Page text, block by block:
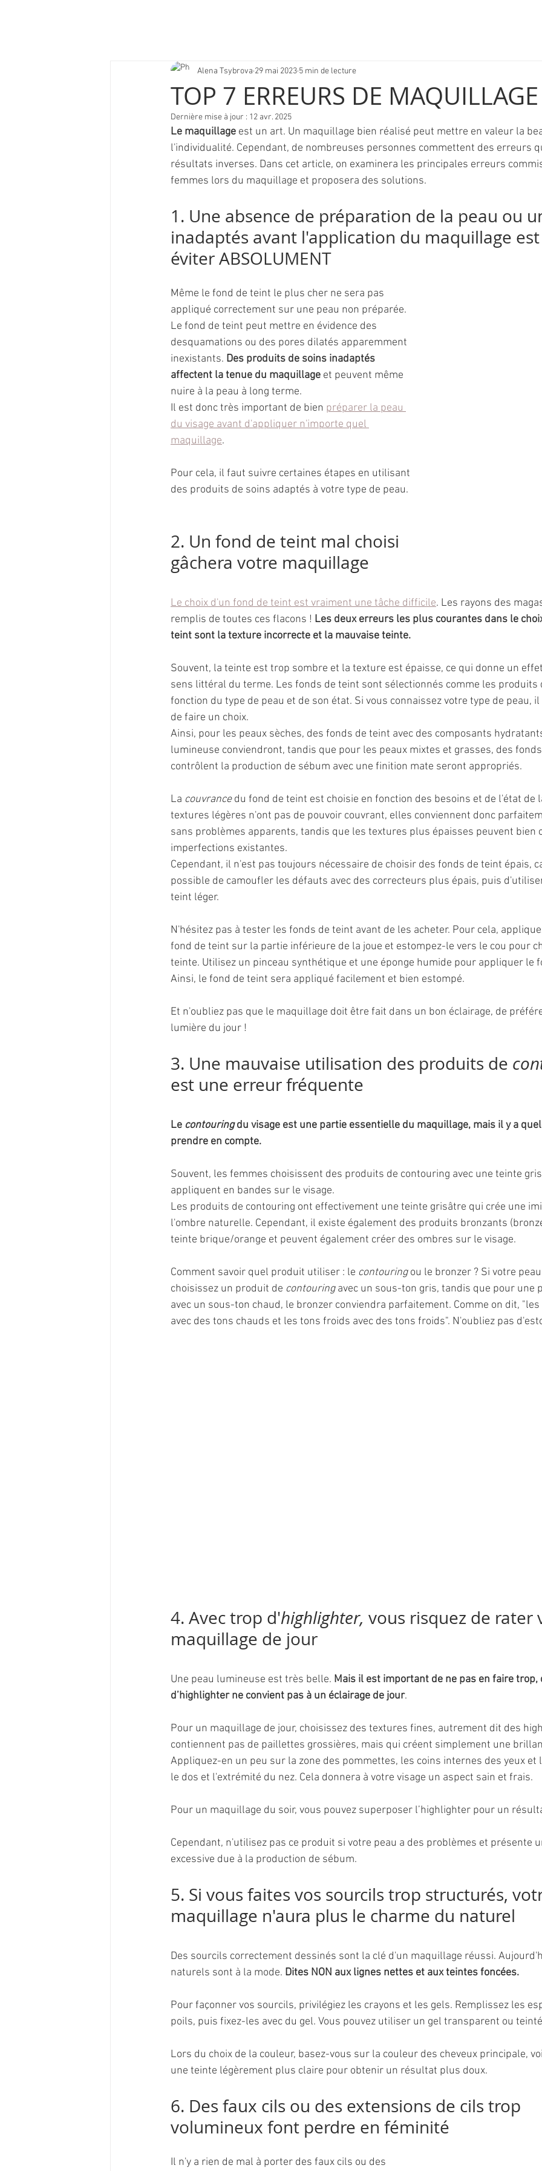
TOP 7 ERREURS DE MAQUILLAGE
Alena Tsybrova 29 mai 2023 5 min de lecture
Dernière mise à jour : 12 avr. 2025
Le maquillage est un art. Un maquillage bien réalisé peut mettre en valeur la
l'individualité. Cependant, de nombreuses personnes commettent des erreurs
résultats inverses. Dans cet article, on examinera les principales erreurs
femmes lors du maquillage et proposera des solutions.
1. Une absence de préparation de la peau ou
inadaptés avant l'application du maquillage
éviter ABSOLUMENT
Même le fond de teint le plus cher ne sera pas
appliqué correctement sur une peau non préparée.
Le fond de teint peut mettre en évidence des
desquamations ou des pores dilatés apparemment
inexistants. Des produits de soins inadaptés
affectent la tenue du maquillage et peuvent même
nuire à la peau à long terme.
Il est donc très important de bien préparer la peau
du visage avant d'appliquer n'importe quel
maquillage.
Pour cela, il faut suivre certaines étapes en utilisant
des produits de soins adaptés à votre type de peau.
2. Un fond de teint mal choisi
gâchera votre maquillage
Le choix d'un fond de teint est vraiment une tâche difficile. Les rayons des
remplis de toutes ces flacons ! Les deux erreurs les plus courantes dans le
teint sont la texture incorrecte et la mauvaise teinte.
Souvent, la teinte est trop sombre et la texture est épaisse, ce qui donne un
sens littéral du terme. Les fonds de teint sont sélectionnés comme les produits
fonction du type de peau et de son état. Si vous connaissez votre type de peau,
de faire un choix.
Ainsi, pour les peaux sèches, des fonds de teint avec des composants
lumineuse conviendront, tandis que pour les peaux mixtes et grasses, des
contrôlent la production de sébum avec une finition mate seront appropriés.
La couvrance du fond de teint est choisie en fonction des besoins et de l'état de
textures légères n'ont pas de pouvoir couvrant, elles conviennent donc
sans problèmes apparents, tandis que les textures plus épaisses peuvent bien
imperfections existantes.
Cependant, il n'est pas toujours nécessaire de choisir des fonds de teint épais,
possible de camoufler les défauts avec des correcteurs plus épais, puis
teint léger.
N'hésitez pas à tester les fonds de teint avant de les acheter. Pour cela,
fond de teint sur la partie inférieure de la joue et estompez-le vers le cou pour
teinte. Utilisez un pinceau synthétique et une éponge humide pour appliquer le
Ainsi, le fond de teint sera appliqué facilement et bien estompé.
Et n'oubliez pas que le maquillage doit être fait dans un bon éclairage, de
lumière du jour !
3. Une mauvaise utilisation des produits de
est une erreur fréquente
Le contouring du visage est une partie essentielle du maquillage, mais il y a
prendre en compte.
Souvent, les femmes choisissent des produits de contouring avec une teinte
appliquent en bandes sur le visage.
Les produits de contouring ont effectivement une teinte grisâtre qui crée une
l'ombre naturelle. Cependant, il existe également des produits bronzants
teinte brique/orange et peuvent également créer des ombres sur le visage.
Comment savoir quel produit utiliser : le contouring ou le bronzer ? Si votre
choisissez un produit de contouring avec un sous-ton gris, tandis que pour une
avec un sous-ton chaud, le bronzer conviendra parfaitement. Comme on dit,
avec des tons chauds et les tons froids avec des tons froids". N'oubliez pas
4. Avec trop d'highlighter, vous risquez de rater
maquillage de jour
Une peau lumineuse est très belle. Mais il est important de ne pas en faire trop,
d’highlighter ne convient pas à un éclairage de jour.
Pour un maquillage de jour, choisissez des textures fines, autrement dit des
contiennent pas de paillettes grossières, mais qui créent simplement une
Appliquez-en un peu sur la zone des pommettes, les coins internes des yeux et
le dos et l'extrémité du nez. Cela donnera à votre visage un aspect sain et frais.
Pour un maquillage du soir, vous pouvez superposer l’highlighter pour un
Cependant, n'utilisez pas ce produit si votre peau a des problèmes et présente
excessive due à la production de sébum.
5. Si vous faites vos sourcils trop structurés,
maquillage n'aura plus le charme du naturel
Des sourcils correctement dessinés sont la clé d'un maquillage réussi.
naturels sont à la mode. Dites NON aux lignes nettes et aux teintes foncées.
Pour façonner vos sourcils, privilégiez les crayons et les gels. Remplissez les
poils, puis fixez-les avec du gel. Vous pouvez utiliser un gel transparent ou
Lors du choix de la couleur, basez-vous sur la couleur des cheveux principale,
une teinte légèrement plus claire pour obtenir un résultat plus doux.
6. Des faux cils ou des extensions de cils trop
volumineux font perdre en féminité
Il n'y a rien de mal à porter des faux cils ou des